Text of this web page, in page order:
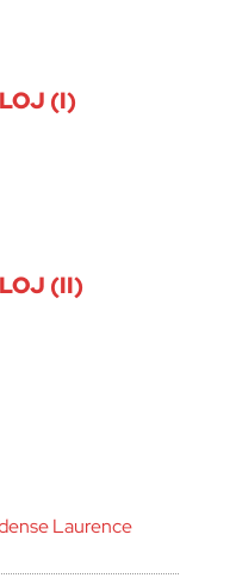
(I)
(II)
Laurence